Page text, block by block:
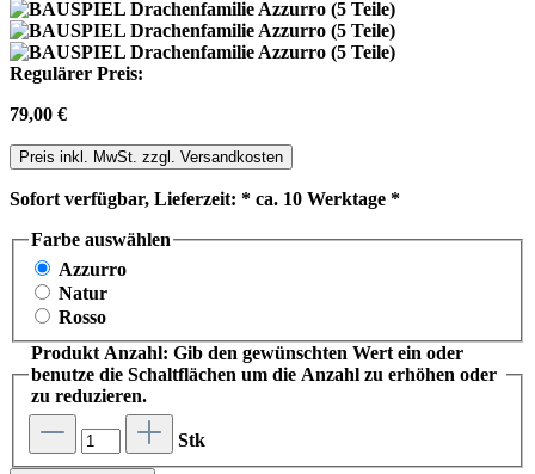
Regulärer Preis:
79,00 €
Preis inkl. MwSt. zzgl. Versandkosten
Sofort verfügbar, Lieferzeit: * ca. 10 Werktage *
Farbe auswählen
Azzurro
Natur
Rosso
Produkt Anzahl: Gib den gewünschten Wert ein oder
benutze die Schaltflächen um die Anzahl zu erhöhen oder
zu reduzieren.
Stk